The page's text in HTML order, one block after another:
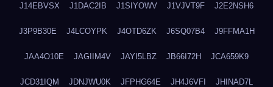
J14EBVSX J1DAC2IB J1SIYOWV J1VJVT9F J2E2NSH6
J3P9B30E J4LCOYPK J4OTD6ZK J6SQ07B4 J9FFMA1H
JAA4O10E JAGIIM4V JAYI5LBZ JB66I72H JCA659K9
JCD31IQM JDNJWU0K JFPHG64E JH4J6VFI JHINAD7L